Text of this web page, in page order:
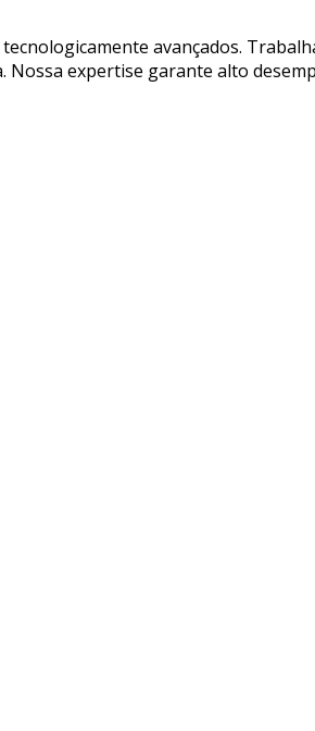
avançados.
expertise garante alto